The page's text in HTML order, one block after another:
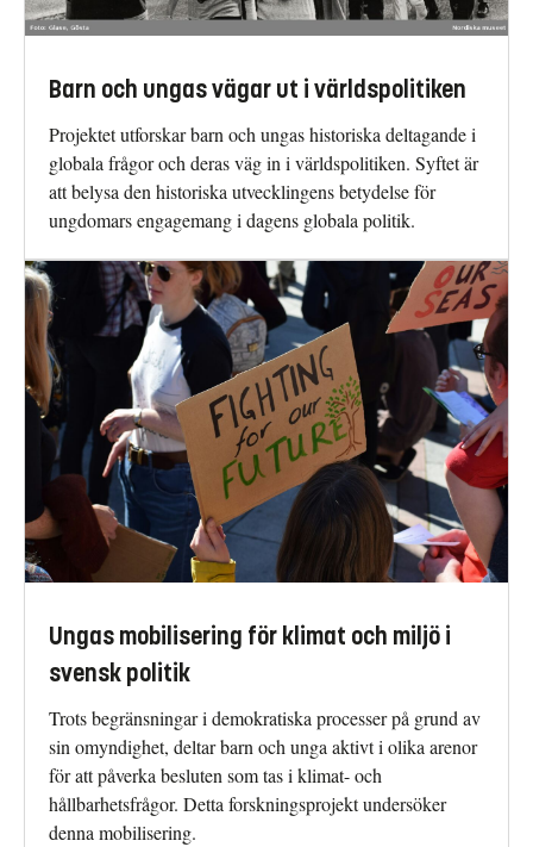
Barn och ungas vägar ut i världspolitiken
Projektet utforskar barn och ungas historiska deltagande i
globala frågor och deras väg in i världspolitiken. Syftet är
att belysa den historiska utvecklingens betydelse för
ungdomars engagemang i dagens globala politik.
Ungas mobilisering för klimat och miljö i
svensk politik
Trots begränsningar i demokratiska processer på grund av
sin omyndighet, deltar barn och unga aktivt i olika arenor
för att påverka besluten som tas i klimat- och
hållbarhetsfrågor. Detta forskningsprojekt undersöker
denna mobilisering.